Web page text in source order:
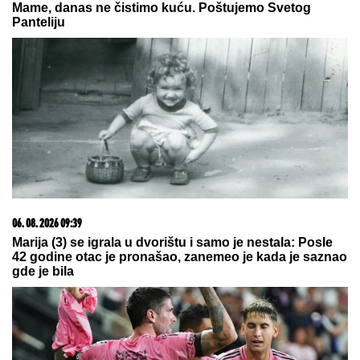
JASENOVIKA!Strahuje se da ima
policije i Hitne pomoći (FOTO)
ŠOK!Hari i Megan se VRAĆAJU U
BRITANIJU 6 godina nakon Megzita?
Pljuvali za sve pare dinastiju, jurili
američki san pa se pokajali: Susret
sa Čarlsom mogao bi da najavi
preokret